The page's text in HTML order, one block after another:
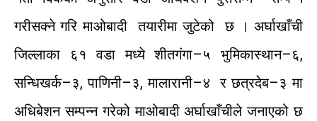
गरीसक्ने गरि माओबादी तयारीमा जुटेको छ । अर्घाखाँची
जिल्लाका
६१ वडा मध्ये शीतगंगा–५भुमिकास्थान–६,
सन्धिखर्क–३,पाणिनी–३,मालारानी–४ र छत्रदेब–३ मा
अधिबेशन सम्पन्न गरेको माओबादी अर्घाखाँचीले जनाएकोछ